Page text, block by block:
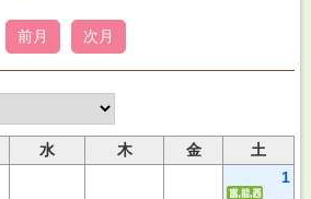
前月 次月
水 木 金
土
1